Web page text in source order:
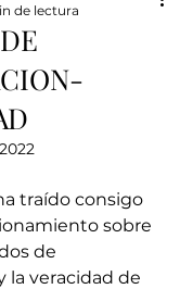
de lectura
traído consigo
sobre
de
la veracidad de